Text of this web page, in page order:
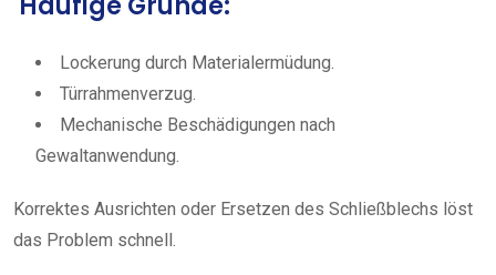
Lockerung durch Materialermüdung.
Türrahmenverzug.
Mechanische Beschädigungen nach
Gewaltanwendung.
Korrektes Ausrichten oder Ersetzen des Schließblechs löst
das Problem schnell.